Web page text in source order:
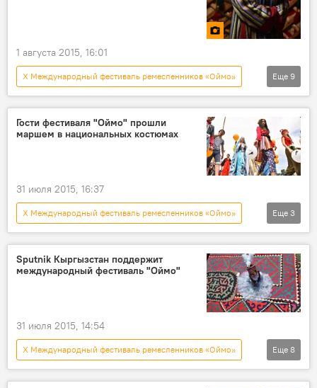
1 августа 2015, 16:01
X Международный фестиваль ремесленников «Оймо»
фото
Новости
Кыргызстан
Общество
Культура
Международный фестиваль "Оймо"
Еще 9
Гости фестиваля "Оймо" прошли
маршем в национальных костюмах
31 июля 2015, 16:37
X Международный фестиваль ремесленников «Оймо»
Новости
Общество Культура
Еще 3
Sputnik Кыргызстан поддержит
международный фестиваль "Оймо"
31 июля 2015, 14:54
X Международный фестиваль ремесленников «Оймо»
Новости
Кыргызстан
Общество
Еще 8